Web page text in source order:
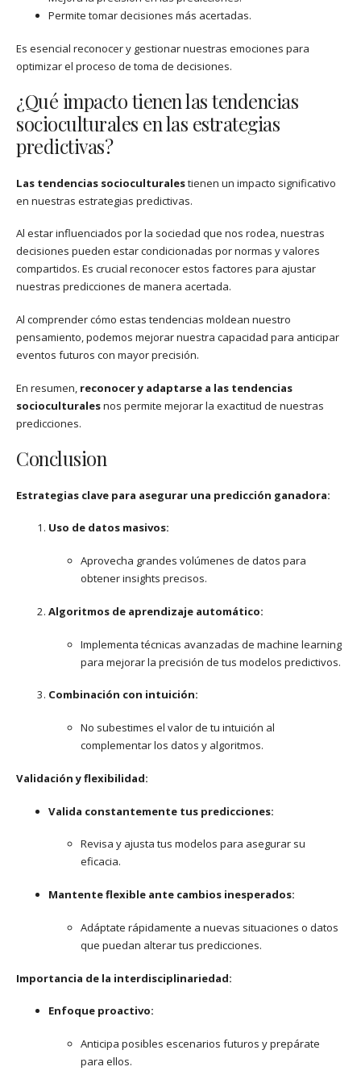
Permite tomar decisiones más acertadas.
Es esencial reconocer y gestionar nuestras emociones para
optimizar el proceso de toma de decisiones.
¿Qué impacto tienen las tendencias
socioculturales en las estrategias
predictivas?
Las tendencias socioculturalestienen un impacto significativo
en nuestras estrategias predictivas.
Al estar influenciados por la sociedad que nos rodea, nuestras
decisiones pueden estar condicionadas por normas y valores
compartidos. Es crucial reconocer estos factores para ajustar
nuestras predicciones de manera acertada.
Al comprender cómo estas tendencias moldean nuestro
pensamiento, podemos mejorar nuestra capacidad para anticipar
eventos futuros con mayor precisión.
En resumen, reconocer y adaptarse a las tendencias
socioculturalesnos permite mejorar la exactitud de nuestras
predicciones.
Conclusion
Estrategias clave para asegurar una predicción ganadora:
Uso de datos masivos:
Aprovecha grandes volúmenes de datos para
obtener insights precisos.
Algoritmos de aprendizaje automático:
Implementa técnicas avanzadas de machine learning
para mejorar la precisión de tus modelos predictivos.
Combinación con intuición:
No subestimes el valor de tu intuición al
complementar los datos y algoritmos.
Validación y flexibilidad:
Valida constantemente tus predicciones:
Revisa y ajusta tus modelos para asegurar su
eficacia.
Mantente flexible ante cambios inesperados:
Adáptate rápidamente a nuevas situaciones o datos
que puedan alterar tus predicciones.
Importancia de la interdisciplinariedad:
Enfoque proactivo:
Anticipa posibles escenarios futuros y prepárate
para ellos.